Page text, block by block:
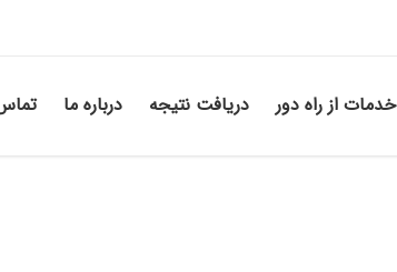
خدمات از راه دور دریافت نتیجه درباره ما